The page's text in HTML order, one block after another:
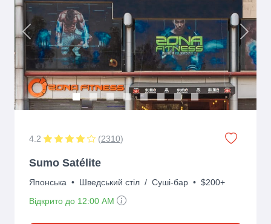
Previous Next
4.2 (2310)
Sumo Satélite
Японська • Шведський стіл / Суші-бар • $200+
Відкрито до 12:00 AM